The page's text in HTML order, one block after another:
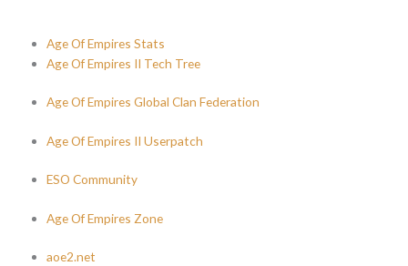
Age Of Empires Stats
Age Of Empires II Tech Tree
Age Of Empires Global Clan Federation
Age Of Empires II Userpatch
ESO Community
Age Of Empires Zone
aoe2.net